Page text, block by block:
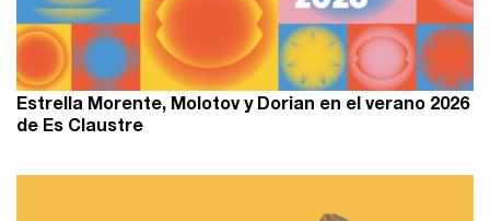
Estrella Morente, Molotov y Dorian en el verano 2026
de Es Claustre